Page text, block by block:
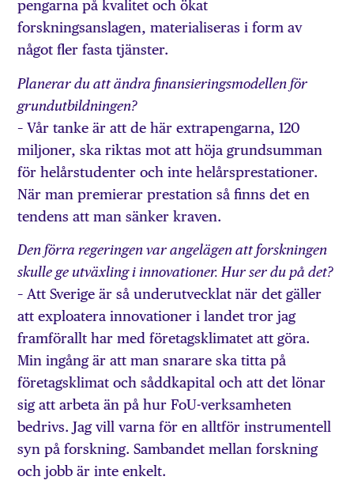
pengarna på kvalitet och ökat
forskningsanslagen, materialiseras i form av
något fler fasta tjänster.
Planerar du att ändra finansieringsmodellen för
grundutbildningen?
– Vår tanke är att de här extrapengarna, 120
miljoner, ska riktas mot att höja grundsumman
för helårstudenter och inte helårsprestationer.
När man premierar prestation så finns det en
tendens att man sänker kraven.
Den förra regeringen var angelägen att forskningen
skulle ge utväxling i innovationer. Hur ser du på det?
– Att Sverige är så underutvecklat när det gäller
att exploatera innovationer i landet tror jag
framförallt har med företagsklimatet att göra.
Min ingång är att man snarare ska titta på
företagsklimat och såddkapital och att det lönar
sig att arbeta än på hur FoU-verksamheten
bedrivs. Jag vill varna för en alltför instrumentell
syn på forskning. Sambandet mellan forskning
och jobb är inte enkelt.